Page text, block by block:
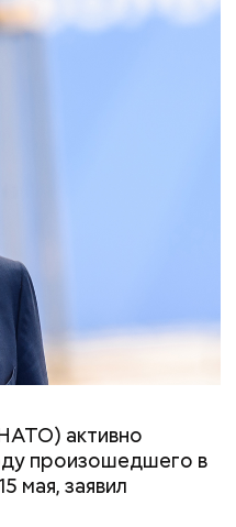
активно
произошедшего в
мая, заявил
больницы. Убийцей
взглядов.
тюрьме.
неделе августа